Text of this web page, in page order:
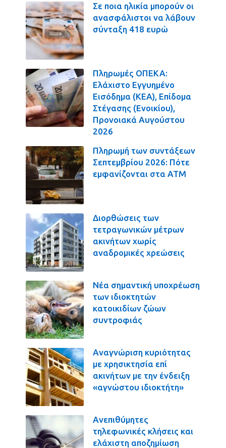
Σε ποια ηλικία μπορούν οι
ανασφάλιστοι να λάβουν
σύνταξη 418 ευρώ
Πληρωμές ΟΠΕΚΑ:
Ελάχιστο Εγγυημένο
Εισόδημα (ΚΕΑ), Επίδομα
Στέγασης (Ενοικίου),
Προνοιακά Αυγούστου
2026
Πληρωμή των συντάξεων
Σεπτεμβρίου 2026: Πότε
εμφανίζονται στα ΑΤΜ
Διορθώσεις των
τετραγωνικών μέτρων
ακινήτων χωρίς
αναδρομικές χρεώσεις
Νέα σημαντική υποχρέωση
των ιδιοκτητών
κατοικιδίων ζώων
συντροφιάς
Αναγνώριση κυριότητας
με χρησικτησία επί
ακινήτων με την ένδειξη
«αγνώστου ιδιοκτήτη»
Ανεπιθύμητες
τηλεφωνικές κλήσεις και
ελάχιστη αποζημίωση